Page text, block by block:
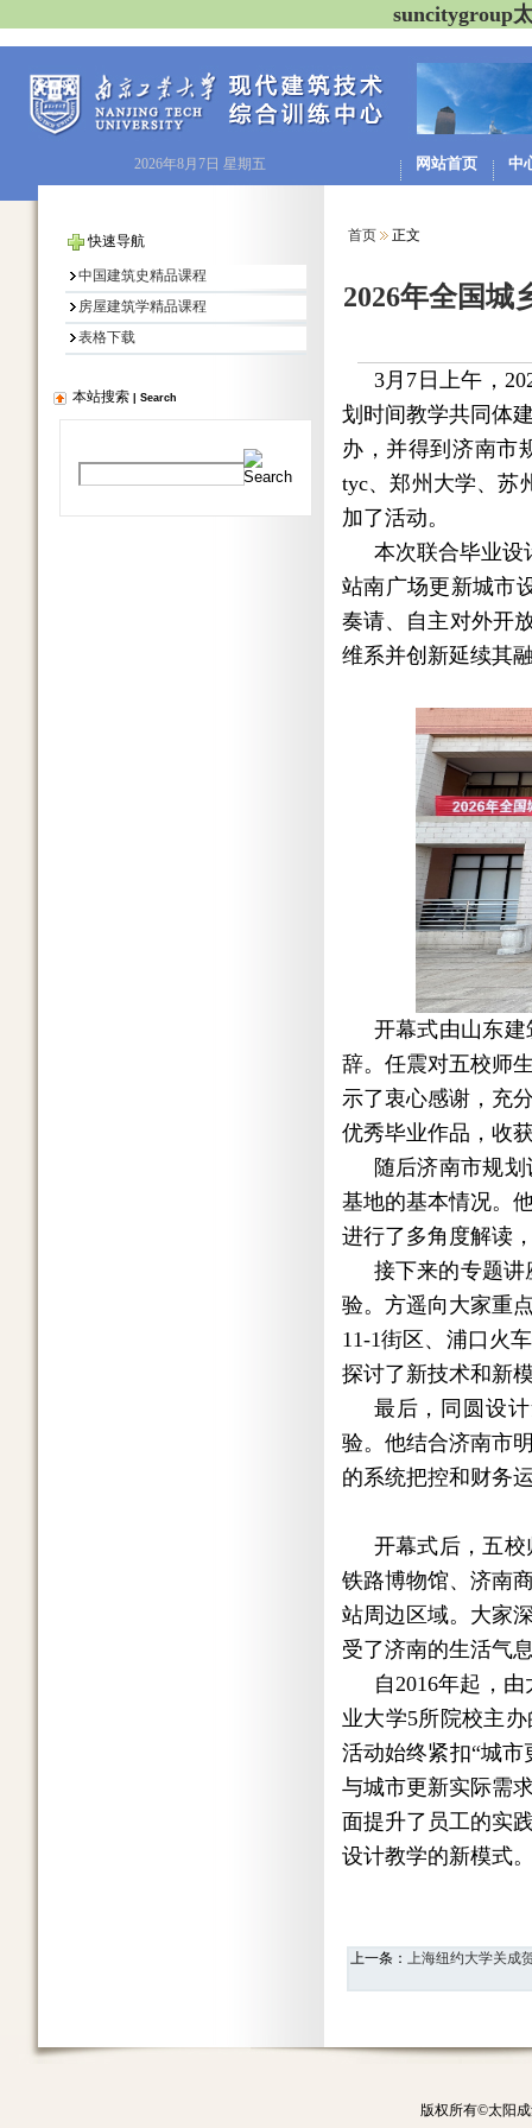
suncitygroup
2026年8月7日 星期五 网站首页 中
快速导航
中国建筑史精品课程
房屋建筑学精品课程
表格下载
本站搜索 Search
首页 正文
2026年全国城
3月7日上午，
划时间教学共同体
办，并得到济南市
tyc、郑州大学、苏
加了活动。
本次联合毕业
站南广场更新城市
奏请、自主对外开
维系并创新延续其
开幕式由山东
辞。任震对五校师
示了衷心感谢，充
优秀毕业作品，收
随后济南市规
基地的基本情况。
进行了多角度解读
接下来的专题
验。方遥向大家重
11-1街区、浦口火
探讨了新技术和新
最后，同圆设
验。他结合济南市
的系统把控和财务
开幕式后，五
铁路博物馆、济南
站周边区域。大家
受了济南的生活气
自2016年起，
业大学5所院校主
活动始终紧扣“城
与城市更新实际需
面提升了员工的实
设计教学的新模式
上一条：上海纽约大学关成
版权所有©太阳